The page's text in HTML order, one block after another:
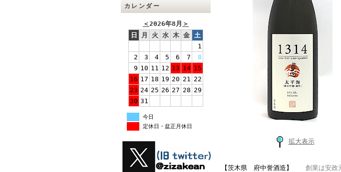
カレンダー
＜2026年8月 ＞
日
月 火 水 木 金 土
1
2
3 4 5 6 7
8
9 10 11 12 13 14 15
16 17 18 19 20 21 22
23 24 25 26 27 28 29
30 31
今日
定休日・盆正月休日
拡大表示
【茨木県 府中誉酒造】
創業は安政